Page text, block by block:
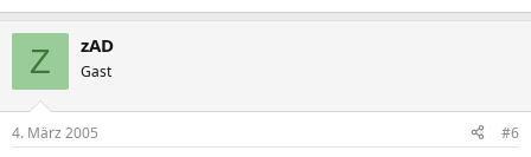
Z zAD
Gast
4. März 2005 #6